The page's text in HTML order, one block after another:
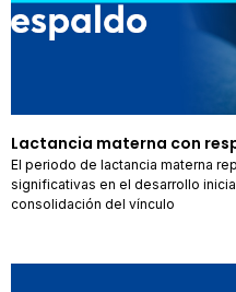
Lactancia materna con
El periodo de lactancia materna
significativas en el desarrollo
consolidación del vínculo